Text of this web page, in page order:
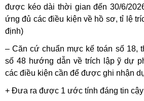
được kéo dài thời gian đến 30/6/
ứng đủ các điều kiện về hồ sơ, tỉ lệ
định)
– Căn cứ chuẩn mực kế toán số 18,
số 48 hướng dẫn về trích lập ỹ dự
các điều kiện cần để được ghi nhận
+ Đưa ra được 1 ước tính đáng tin